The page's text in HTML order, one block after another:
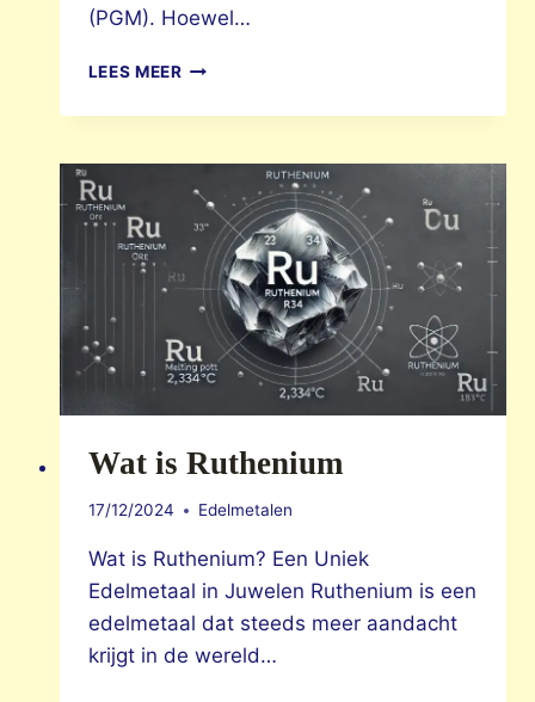
(PGM). Hoewel…
LEES MEERRUTHENIUM
Wat is Ruthenium
17/12/2024 Edelmetalen
Wat is Ruthenium? Een Uniek
Edelmetaal in Juwelen Ruthenium is een
edelmetaal dat steeds meer aandacht
krijgt in de wereld…